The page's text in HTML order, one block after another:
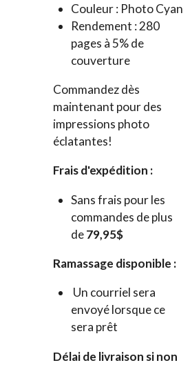
Couleur : Photo Cyan
Rendement : 280
pages à 5% de
couverture
Commandez dès
maintenant pour des
impressions photo
éclatantes!
Frais d'expédition :
Sans frais pour les
commandes de plus
de79,95$
Ramassage disponible :
Un courriel sera
envoyé lorsque ce
sera prêt
Délai de livraison si non